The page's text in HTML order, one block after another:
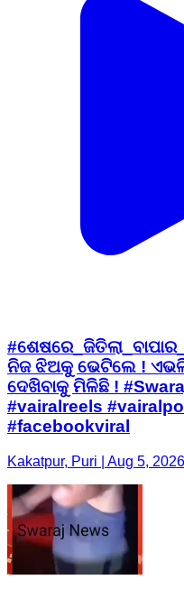
ନିଜ ଝିଅକୁ ଭେଟିଲେ !
ଦେଖିବାକୁ ମିଳିଛି !
#vairalreels
#facebookviral
Kakatpur, Puri | Aug 5, 2026